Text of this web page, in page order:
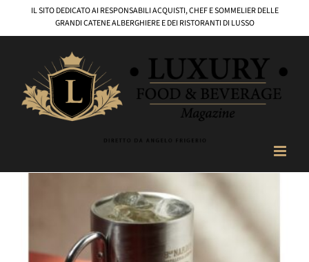
contenuto
IL SITO DEDICATO AI RESPONSABILI ACQUISTI, CHEF E SOMMELIER DELLE
GRANDI CATENE ALBERGHIERE E DEI RISTORANTI DI LUSSO